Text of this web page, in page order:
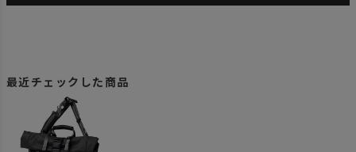
最近チェックした商品